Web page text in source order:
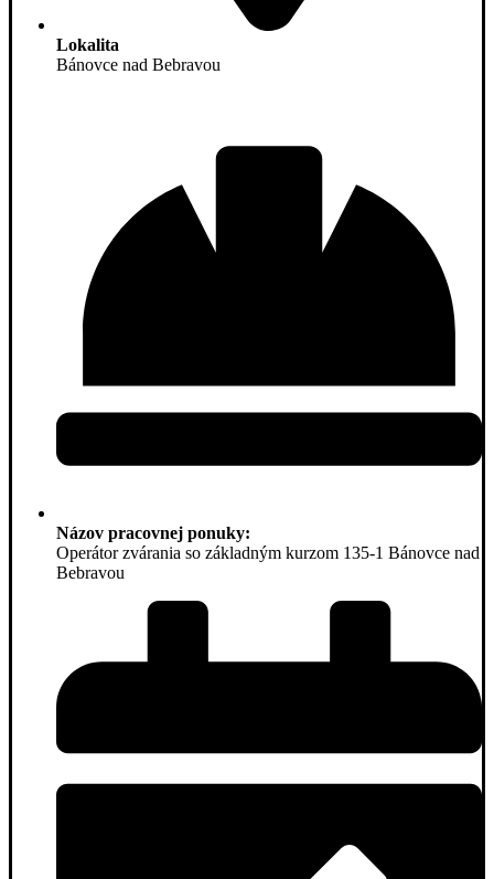
Lokalita
Bánovce nad Bebravou
Názov pracovnej ponuky:
Operátor zvárania so základným kurzom 135-1 Bánovce nad
Bebravou